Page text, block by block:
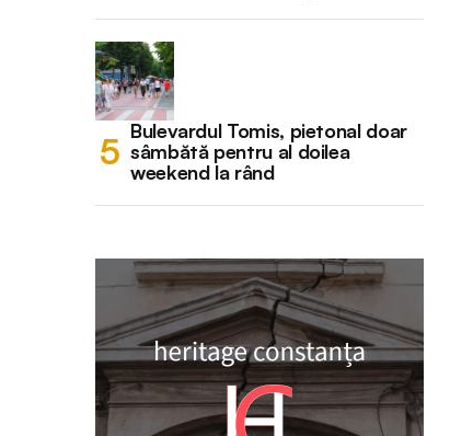
Bulevardul Tomis, pietonal doar
sâmbătă pentru al doilea
weekend la rând